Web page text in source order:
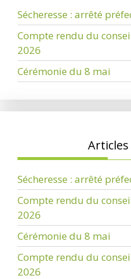
Sécheresse : arrêté
Compte rendu du
2026
Cérémonie du 8 mai
Sécheresse : arrêté
Compte rendu du
2026
Cérémonie du 8 mai
Compte rendu du
2026